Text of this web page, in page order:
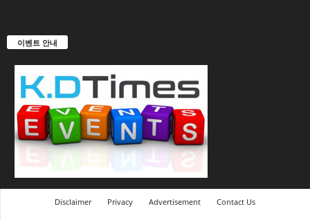
이벤트 안내
Disclaimer Privacy Advertisement Contact Us